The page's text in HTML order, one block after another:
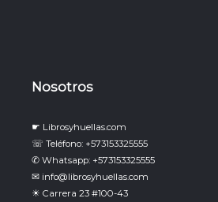
Nosotros
☛ Librosyhuellas.com
☏ Teléfono: +573153325555
✆ Whatsapp: +573153325555
✉ info@librosyhuellas.com
☀ Carrera 23 #100-43